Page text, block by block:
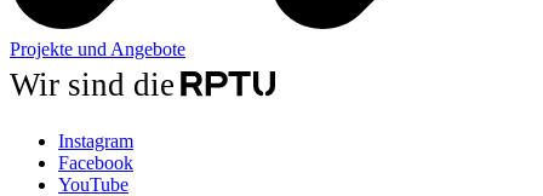
Projekte und Angebote
Wir sind die
Instagram
Facebook
YouTube